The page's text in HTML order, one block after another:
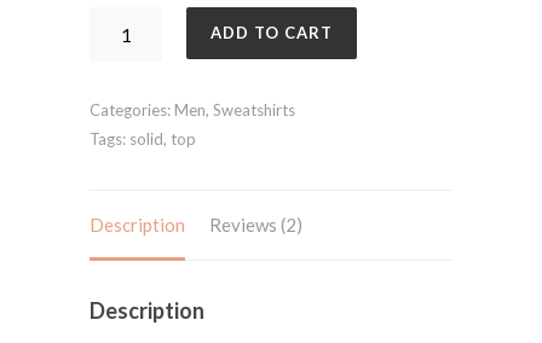
ADD TO CART
Categories: Men, Sweatshirts
Tags: solid, top
Description Reviews (2)
Description